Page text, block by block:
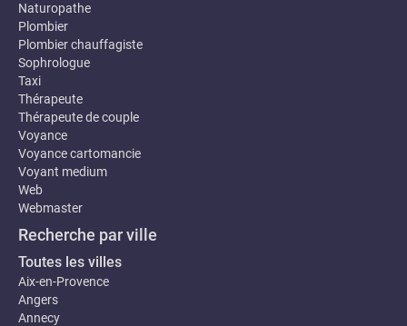
Naturopathe
Plombier
Plombier chauffagiste
Sophrologue
Taxi
Thérapeute
Thérapeute de couple
Voyance
Voyance cartomancie
Voyant medium
Web
Webmaster
Recherche par ville
Toutes les villes
Aix-en-Provence
Angers
Annecy